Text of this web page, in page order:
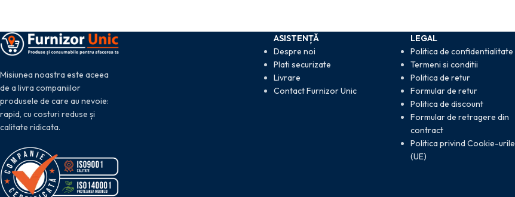
Misiunea noastra este aceea
de a livra companiilor
produsele de care au nevoie:
rapid, cu costuri reduse și
calitate ridicata.
ASISTENȚĂ
Despre noi
Plati securizate
Livrare
Contact Furnizor Unic
LEGAL
Politica de confidentialitate
Termeni si conditii
Politica de retur
Formular de retur
Politica de discount
Formular de retragere din
contract
Politica privind Cookie-urile
(UE)